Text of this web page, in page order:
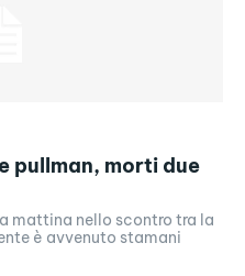
pullman, morti due
mattina nello scontro tra la
è avvenuto stamani